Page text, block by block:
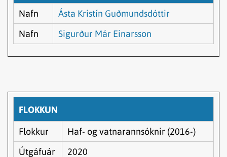
Nafn
Ásta Kristín Guðmundsdóttir
Nafn
Sigurður Már Einarsson
FLOKKUN
Flokkur
Haf- og vatnarannsóknir (2016-)
Útgáfuár
2020